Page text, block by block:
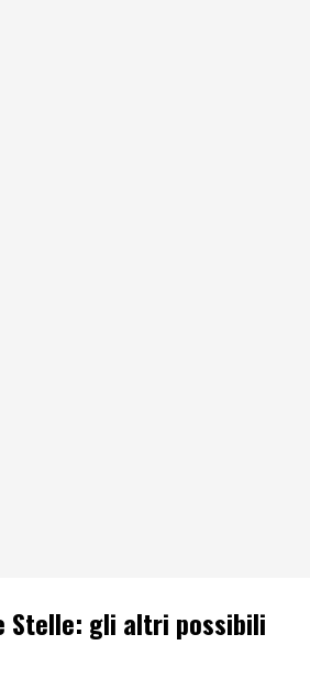
Stelle: gli altri possibili